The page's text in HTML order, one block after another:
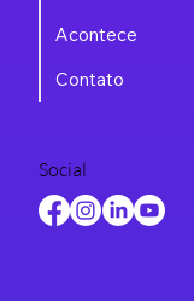
Acontece
Contato
Social